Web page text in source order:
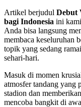
Artikel berjudul Debut
bagi Indonesia ini
Anda bisa langsung
membaca keseluruhan
topik yang sedang
sehari-hari.
Masuk di momen
atmosfer tandang yang
stadion dan
mencoba bangkit di